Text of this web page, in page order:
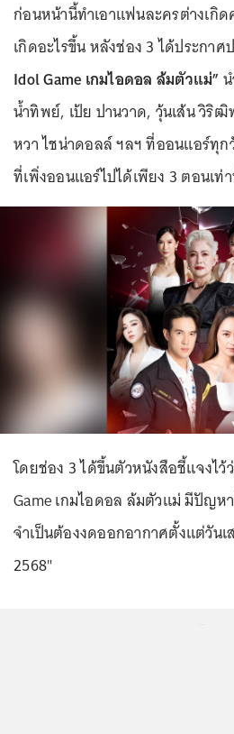
ก่อนหน้านี้ทำเอาแฟนละครต่างเกิ
เกิดอะไรขึ้น หลังช่อง 3 ได้ประกา
Idol Game เกมไอดอล ล้มตัวแม่”
น้ำทิพย์, เป้ย ปานวาด, วุ้นเส้น วิริ
หวา ไชน่าดอลล์ ฯลฯ ที่ออนแอร์ทุก
ที่เพิ่งออนแอร์ไปได้เพียง 3 ตอนเท่
โดยช่อง 3 ได้ขึ้นตัวหนังสือชี้แจงไว้
Game เกมไอดอล ล้มตัวแม่ มีปัญห
จำเป็นต้องงดออกอากาศตั้งแต่วัน
2568"